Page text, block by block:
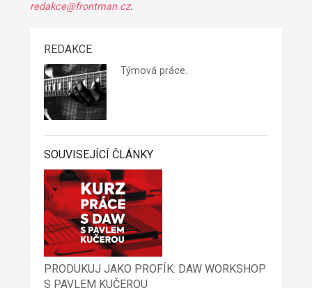
redakce@frontman.cz.
REDAKCE
Týmová práce.
SOUVISEJÍCÍ ČLÁNKY
PRODUKUJ JAKO PROFÍK: DAW WORKSHOP
S PAVLEM KUČEROU